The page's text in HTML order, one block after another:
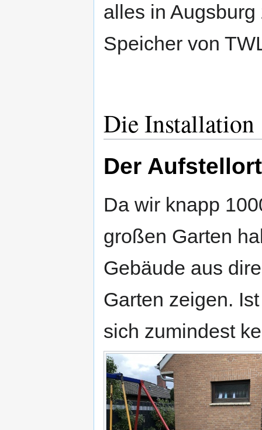
alles in
Speicher von
Die Installation
Der Aufstellort
Da wir knapp
großen Garten
Gebäude aus
Garten zeigen.
sich zumindest